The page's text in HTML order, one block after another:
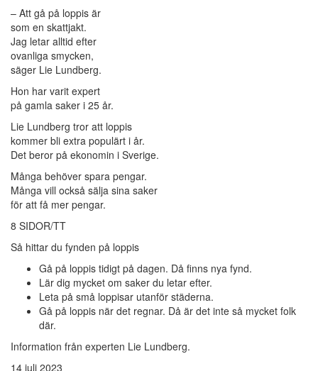
– Att gå på loppis är
som en skattjakt.
Jag letar alltid efter
ovanliga smycken,
säger Lie Lundberg.
Hon har varit expert
på gamla saker i 25 år.
Lie Lundberg tror att loppis
kommer bli extra populärt i år.
Det beror på ekonomin i Sverige.
Många behöver spara pengar.
Många vill också sälja sina saker
för att få mer pengar.
8 SIDOR/TT
Så hittar du fynden på loppis
Gå på loppis tidigt på dagen. Då finns nya fynd.
Lär dig mycket om saker du letar efter.
Leta på små loppisar utanför städerna.
Gå på loppis när det regnar. Då är det inte så mycket folk
där.
Information från experten Lie Lundberg.
14 juli 2023